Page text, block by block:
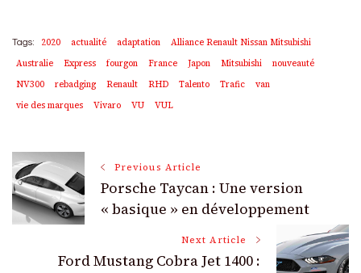
Tags: 2020 actualité adaptation
Alliance Renault Nissan Mitsubishi
Australie
Express fourgon France Japon Mitsubishi
nouveauté
NV300
rebadging Renault RHD Talento Trafic
van
vie des marques
Vivaro VU VUL
Post
Navigation
Previous Article
Porsche Taycan : Une version
« basique » en développement
Next Article
Ford Mustang Cobra Jet 1400 :